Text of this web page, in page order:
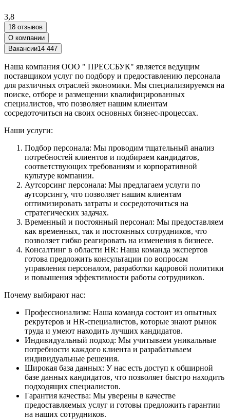
3,8
18 отзывов
О компании
Вакансии14 447
Наша компания ООО " ПРЕССБУК" является ведущим
поставщиком услуг по подбору и предоставлению персонала
для различных отраслей экономики. Мы специализируемся на
поиске, отборе и размещении квалифицированных
специалистов, что позволяет нашим клиентам
сосредоточиться на своих основных бизнес-процессах.
Наши услуги:
Подбор персонала: Мы проводим тщательный анализ
потребностей клиентов и подбираем кандидатов,
соответствующих требованиям и корпоративной
культуре компании.
Аутсорсинг персонала: Мы предлагаем услуги по
аутсорсингу, что позволяет нашим клиентам
оптимизировать затраты и сосредоточиться на
стратегических задачах.
Временный и постоянный персонал: Мы предоставляем
как временных, так и постоянных сотрудников, что
позволяет гибко реагировать на изменения в бизнесе.
Консалтинг в области HR: Наша команда экспертов
готова предложить консультации по вопросам
управления персоналом, разработки кадровой политики
и повышения эффективности работы сотрудников.
Почему выбирают нас:
Профессионализм: Наша команда состоит из опытных
рекрутеров и HR-специалистов, которые знают рынок
труда и умеют находить лучших кандидатов.
Индивидуальный подход: Мы учитываем уникальные
потребности каждого клиента и разрабатываем
индивидуальные решения.
Широкая база данных: У нас есть доступ к обширной
базе данных кандидатов, что позволяет быстро находить
подходящих специалистов.
Гарантия качества: Мы уверены в качестве
предоставляемых услуг и готовы предложить гарантии
на наших сотрудников.